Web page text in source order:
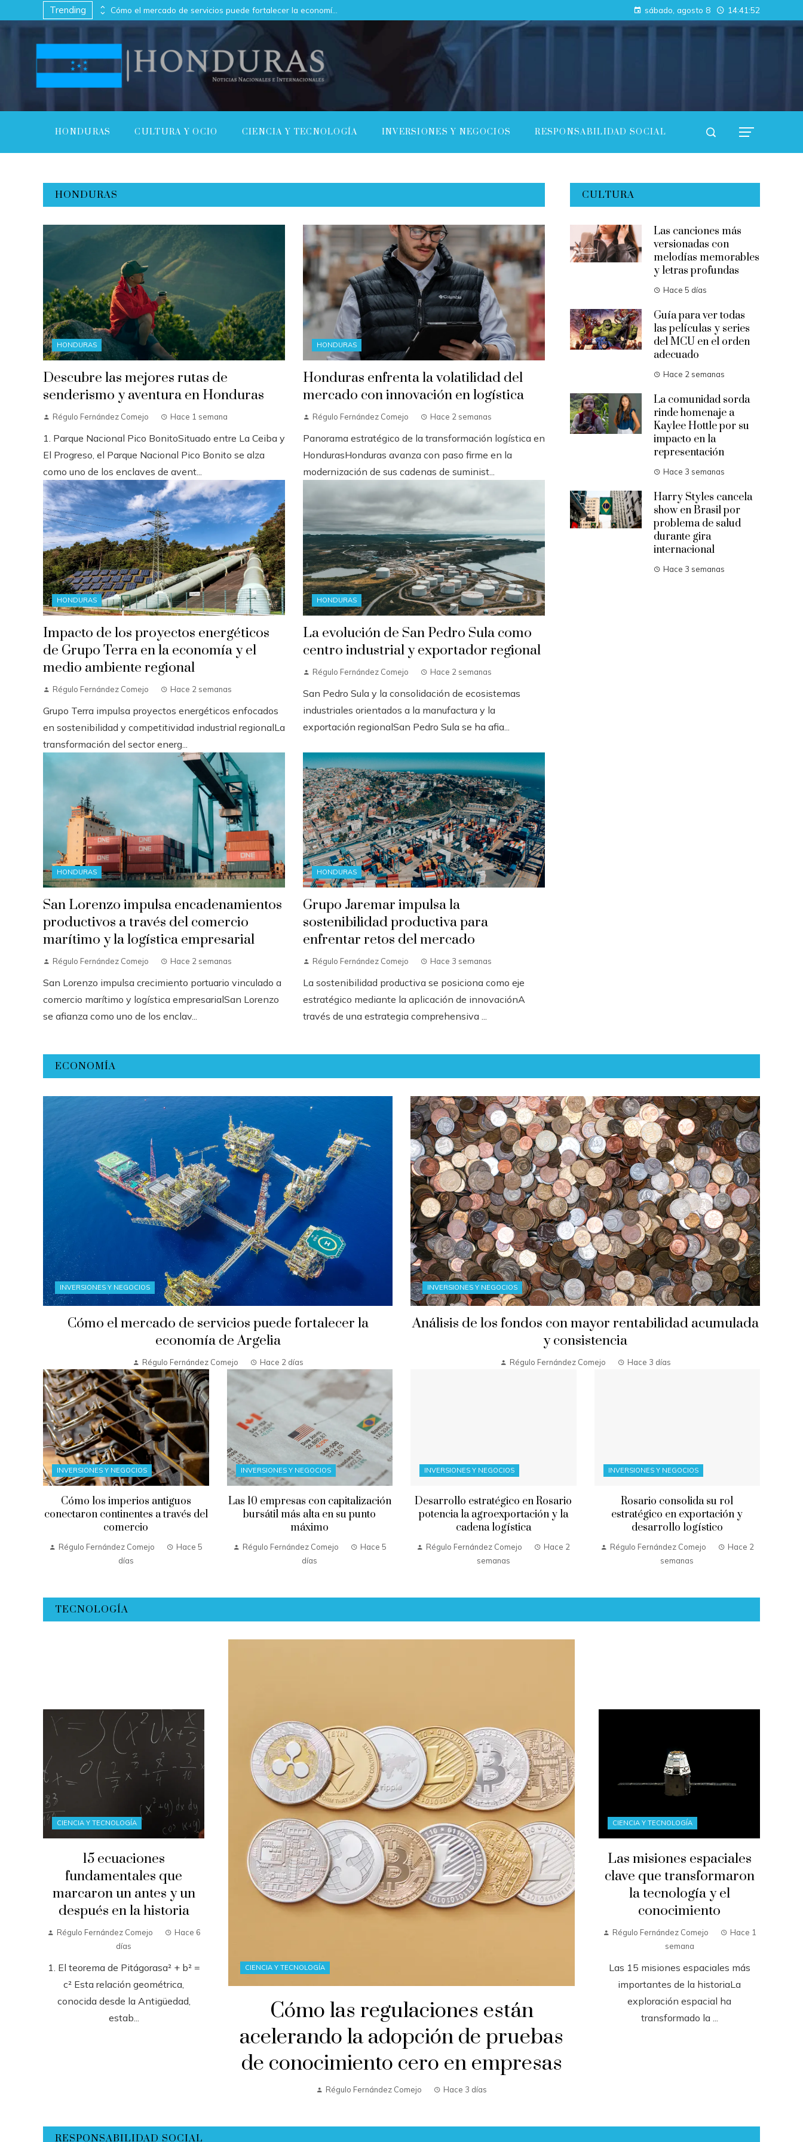
Trending Cómo los imperios antiguos conectaron continentes a través del comercio Cómo el mercado de servicios puede fortalecer la economía de Argelia sábado, agosto 8 14:41:54
HONDURAS CULTURA Y OCIO CIENCIA Y TECNOLOGÍA INVERSIONES Y NEGOCIOS RESPONSABILIDAD SOCIAL
HONDURAS
HONDURAS
Descubre las mejores rutas de
senderismo y aventura en Honduras
Régulo Fernández Comejo Hace 1 semana
1. Parque Nacional Pico BonitoSituado entre La Ceiba y
El Progreso, el Parque Nacional Pico Bonito se alza
como uno de los enclaves de avent...
HONDURAS
Honduras enfrenta la volatilidad del
mercado con innovación en logística
Régulo Fernández Comejo Hace 2 semanas
Panorama estratégico de la transformación logística en
HondurasHonduras avanza con paso firme en la
modernización de sus cadenas de suminist...
HONDURAS
Impacto de los proyectos energéticos
de Grupo Terra en la economía y el
medio ambiente regional
Régulo Fernández Comejo Hace 2 semanas
Grupo Terra impulsa proyectos energéticos enfocados
en sostenibilidad y competitividad industrial regionalLa
transformación del sector energ...
HONDURAS
La evolución de San Pedro Sula como
centro industrial y exportador regional
Régulo Fernández Comejo Hace 2 semanas
San Pedro Sula y la consolidación de ecosistemas
industriales orientados a la manufactura y la
exportación regionalSan Pedro Sula se ha afia...
HONDURAS
San Lorenzo impulsa encadenamientos
productivos a través del comercio
marítimo y la logística empresarial
Régulo Fernández Comejo Hace 2 semanas
San Lorenzo impulsa crecimiento portuario vinculado a
comercio marítimo y logística empresarialSan Lorenzo
se afianza como uno de los enclav...
HONDURAS
Grupo Jaremar impulsa la
sostenibilidad productiva para
enfrentar retos del mercado
Régulo Fernández Comejo Hace 3 semanas
La sostenibilidad productiva se posiciona como eje
estratégico mediante la aplicación de innovaciónA
través de una estrategia comprehensiva ...
CULTURA
Las canciones más
versionadas con
melodías memorables
y letras profundas
Hace 5 días
Guía para ver todas
las películas y series
del MCU en el orden
adecuado
Hace 2 semanas
La comunidad sorda
rinde homenaje a
Kaylee Hottle por su
impacto en la
representación
Hace 3 semanas
Harry Styles cancela
show en Brasil por
problema de salud
durante gira
internacional
Hace 3 semanas
ECONOMÍA
INVERSIONES Y NEGOCIOS
Cómo el mercado de servicios puede fortalecer la
economía de Argelia
Régulo Fernández Comejo Hace 2 días
INVERSIONES Y NEGOCIOS
Análisis de los fondos con mayor rentabilidad acumulada
y consistencia
Régulo Fernández Comejo Hace 3 días
INVERSIONES Y NEGOCIOS
Cómo los imperios antiguos
conectaron continentes a través del
comercio
Régulo Fernández Comejo
Hace 5
días
INVERSIONES Y NEGOCIOS
Las 10 empresas con capitalización
bursátil más alta en su punto
máximo
Régulo Fernández Comejo
Hace 5
días
INVERSIONES Y NEGOCIOS
Desarrollo estratégico en Rosario
potencia la agroexportación y la
cadena logística
Régulo Fernández Comejo
Hace 2
semanas
INVERSIONES Y NEGOCIOS
Rosario consolida su rol
estratégico en exportación y
desarrollo logístico
Régulo Fernández Comejo
Hace 2
semanas
TECNOLOGÍA
CIENCIA Y TECNOLOGÍA
Cómo las regulaciones están
acelerando la adopción de pruebas
de conocimiento cero en empresas
Régulo Fernández Comejo Hace 3 días
CIENCIA Y TECNOLOGÍA
15 ecuaciones
fundamentales que
marcaron un antes y un
después en la historia
Régulo Fernández Comejo
Hace 6
días
1. El teorema de Pitágorasa² + b² =
c² Esta relación geométrica,
conocida desde la Antigüedad,
estab...
CIENCIA Y TECNOLOGÍA
Las misiones espaciales
clave que transformaron
la tecnología y el
conocimiento
Régulo Fernández Comejo
Hace 1
semana
Las 15 misiones espaciales más
importantes de la historiaLa
exploración espacial ha
transformado la ...
RESPONSABILIDAD SOCIAL